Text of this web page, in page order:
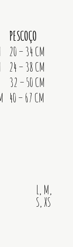
PESCOÇO
20 – 34 CM
24 – 38 CM
32 – 50 CM
40 – 67 CM
L, M,
S, XS